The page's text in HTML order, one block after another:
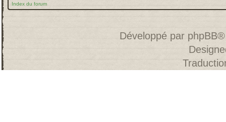
Index du forum
Développé par phpBB®